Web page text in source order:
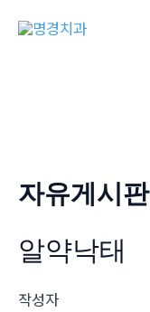
자유게시판
알약낙­태
작성자